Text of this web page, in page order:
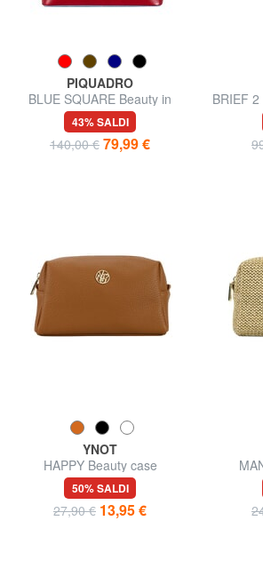
PIQUADRO
BLUE SQUARE Beauty in
pelle
43% SALDI
140,00 € 79,99 €
BRIEF
YNOT
HAPPY Beauty case
50% SALDI
27,90 € 13,95 €